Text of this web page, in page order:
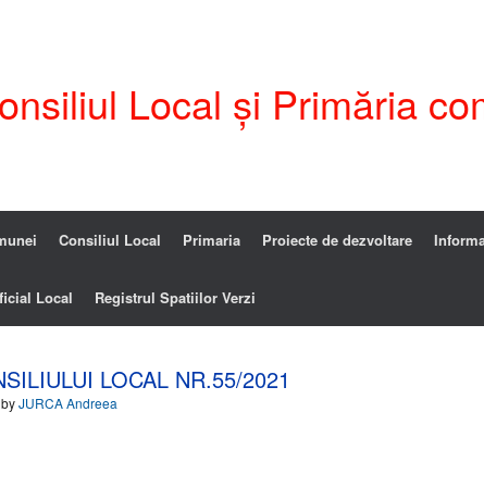
Local și Primăria
Consiliul Local Primaria Proiecte de dezvoltare
Local Registrul Spatiilor Verzi
LOCAL NR.55/2021
byJURCA Andreea